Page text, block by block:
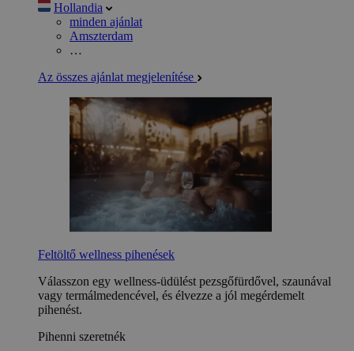
Hollandia
minden ajánlat
Amszterdam
…
Az összes ajánlat megjelenítése
Feltöltő wellness pihenések
Válasszon egy wellness-üdülést pezsgőfürdővel, szaunával
vagy termálmedencével, és élvezze a jól megérdemelt
pihenést.
Pihenni szeretnék